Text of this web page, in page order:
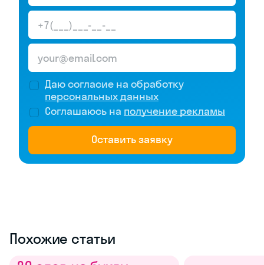
Даю согласие на обработку
персональных данных
Соглашаюсь на получение рекламы
Оставить заявку
Похожие статьи